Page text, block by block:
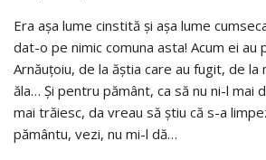
Era aşa lume cinstită şi aşa lume
dat-o pe nimic comuna asta! Acum ei au
Arnăuţoiu, de la ăştia care au fugit, de la
ăla… Şi pentru pământ, ca să nu ni-l mai
mai trăiesc, da vreau să ştiu că s-a
pământu, vezi, nu mi-l dă…